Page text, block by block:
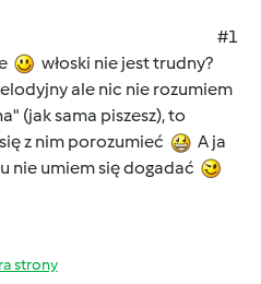
#1
włoski nie jest trudny?
ale nic nie rozumiem
(jak sama piszesz), to
z nim porozumieć
A ja
nie umiem się dogadać
strony